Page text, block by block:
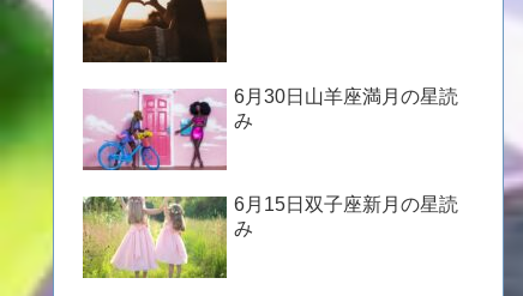
6月30日山羊座満月の星読
み
6月15日双子座新月の星読
み